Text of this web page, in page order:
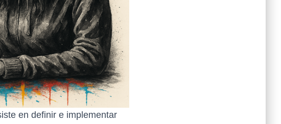
en definir e implementar